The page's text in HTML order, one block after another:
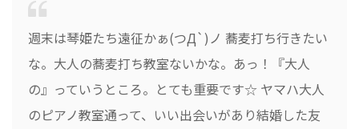
週末は琴姫たち遠征かぁ(つД`)ノ 蕎麦打ち行きたい
な。大人の蕎麦打ち教室ないかな。あっ！『大人
の』っていうところ。とても重要です☆ ヤマハ大人
のピアノ教室通って、いい出会いがあり結婚した友